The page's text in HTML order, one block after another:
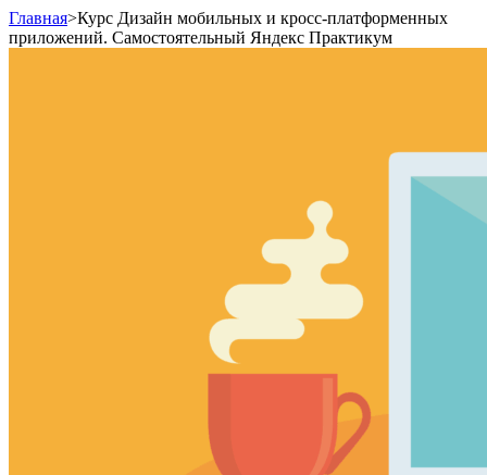
Главная>Курс Дизайн мобильных и кросс-платформенных
приложений. Самостоятельный Яндекс Практикум